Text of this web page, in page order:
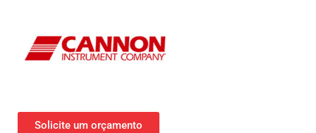
Solicite um orçamento